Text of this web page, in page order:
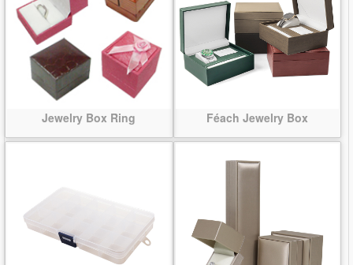
Jewelry Box Ring Féach Jewelry Box